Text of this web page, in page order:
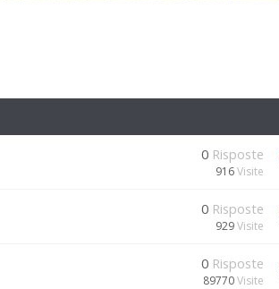
0 Risposte
916Visite
0 Risposte
929Visite
0 Risposte
89770Visite